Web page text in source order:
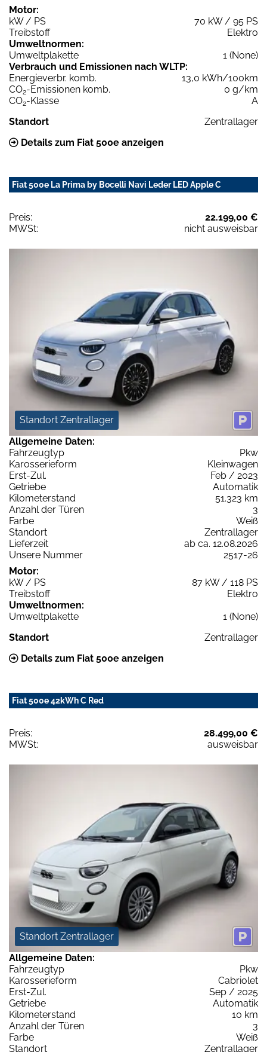
Motor:
kW / PS
70 kW / 95 PS
Treibstoff
Elektro
Umweltnormen:
Umweltplakette
1 (None)
Verbrauch und Emissionen nach WLTP:
Energieverbr. komb.
13,0 kWh/100km
CO2-Emissionen komb.
0 g/km
CO2-Klasse
A
Standort
Zentrallager
Details zum Fiat 500e anzeigen
Fiat 500e La Prima by Bocelli Navi Leder LED Apple C
Preis:
22.199,00 €
MWSt:
nicht ausweisbar
Standort Zentrallager
Allgemeine Daten:
Fahrzeugtyp
Pkw
Karosserieform
Kleinwagen
Erst-Zul.
Feb / 2023
Getriebe
Automatik
Kilometerstand
51.323 km
Anzahl der Türen
3
Farbe
Weiß
Standort
Zentrallager
Lieferzeit
ab ca. 12.08.2026
Unsere Nummer
2517-26
Motor:
kW / PS
87 kW / 118 PS
Treibstoff
Elektro
Umweltnormen:
Umweltplakette
1 (None)
Standort
Zentrallager
Details zum Fiat 500e anzeigen
Fiat 500e 42kWh C Red
Preis:
28.499,00 €
MWSt:
ausweisbar
Standort Zentrallager
Allgemeine Daten:
Fahrzeugtyp
Pkw
Karosserieform
Cabriolet
Erst-Zul.
Sep / 2025
Getriebe
Automatik
Kilometerstand
10 km
Anzahl der Türen
3
Farbe
Weiß
Standort
Zentrallager